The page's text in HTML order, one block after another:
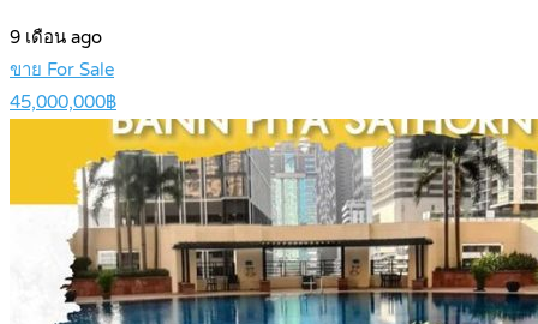
9 เดือน ago
ขาย For Sale
45,000,000฿